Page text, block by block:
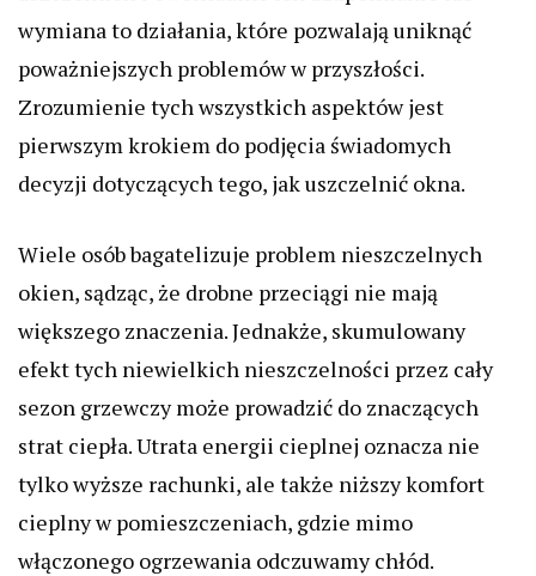
wymiana to działania, które pozwalają uniknąć
poważniejszych problemów w przyszłości.
Zrozumienie tych wszystkich aspektów jest
pierwszym krokiem do podjęcia świadomych
decyzji dotyczących tego, jak uszczelnić okna.
Wiele osób bagatelizuje problem nieszczelnych
okien, sądząc, że drobne przeciągi nie mają
większego znaczenia. Jednakże, skumulowany
efekt tych niewielkich nieszczelności przez cały
sezon grzewczy może prowadzić do znaczących
strat ciepła. Utrata energii cieplnej oznacza nie
tylko wyższe rachunki, ale także niższy komfort
cieplny w pomieszczeniach, gdzie mimo
włączonego ogrzewania odczuwamy chłód.